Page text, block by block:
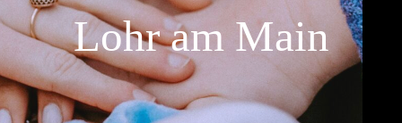
Lohr am Main